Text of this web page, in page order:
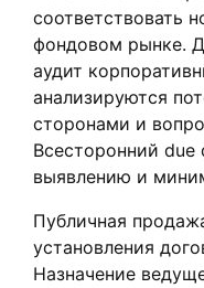
соответствовать
фондовом рынке.
аудит
анализируются
сторонами и
Всесторонний due
выявлению и
Публичная
установления
Назначение